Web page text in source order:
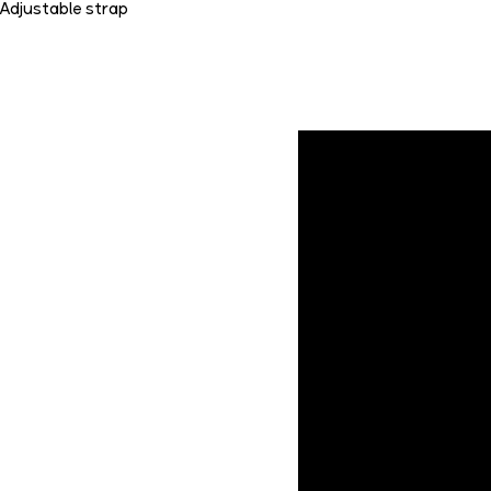
Adjustable strap